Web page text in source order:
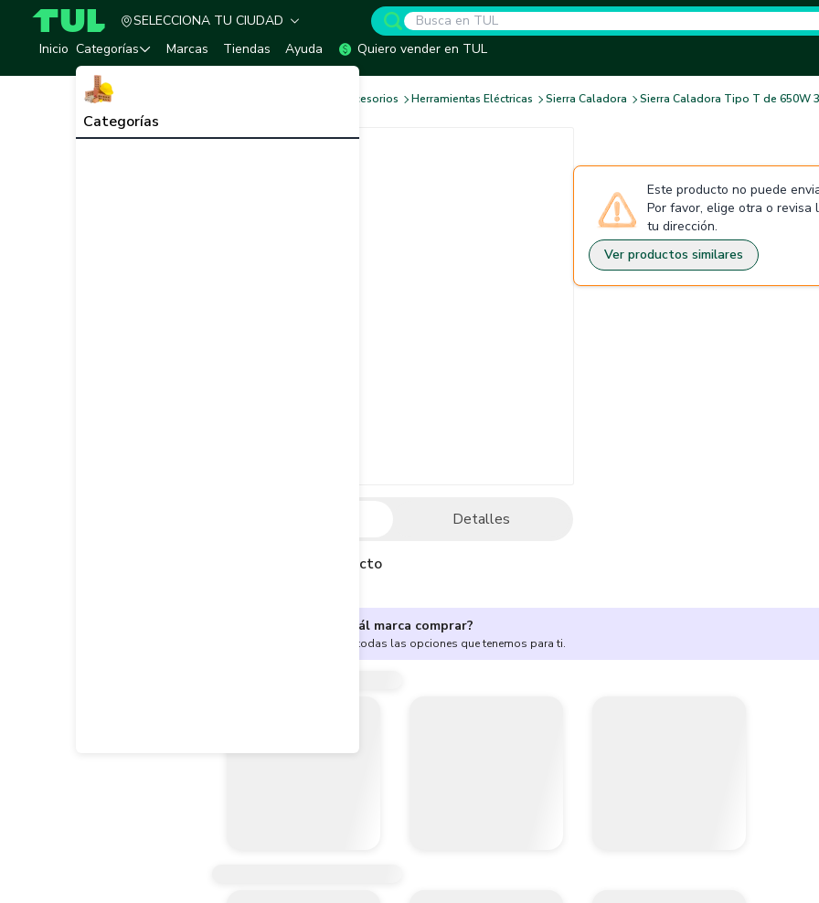
TUL - Tu Marketplace de Construcción
SELECCIONA TU CIUDAD
Inicio Categorías
Categorías
Marcas Tiendas Ayuda Quiero vender en TUL
Herramientas, Equipos y Accesorios Herramientas Eléctricas Sierra Caladora Sierra Caladora Tipo T de 650W
Detalles
Descripción del producto
Este producto no puede
Por favor, elige otra o revisa
tu dirección.
Ver productos similares
¿No sabes cuál marca comprar?
Encuentra aquí todas las opciones que tenemos para ti.